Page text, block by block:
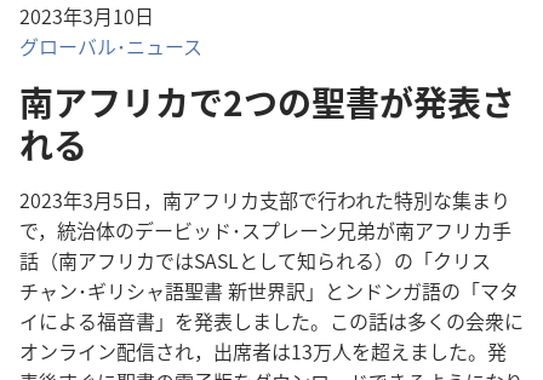
2023年3月10日
グローバル･ニュース
南アフリカで2つの聖書が発表さ
れる
2023年3月5日，南アフリカ支部で行われた特別な集まり
で，統治体のデービッド･スプレーン兄弟が南アフリカ手
話（南アフリカではSASLとして知られる）の「クリス
チャン･ギリシャ語聖書 新世界訳」とンドンガ語の「マタ
イによる福音書」を発表しました。この話は多くの会衆に
オンライン配信され，出席者は13万人を超えました。発